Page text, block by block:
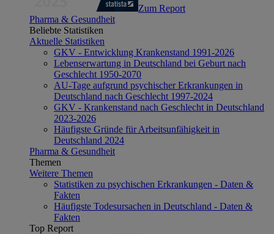
Zum Report
Pharma & Gesundheit
Beliebte Statistiken
Aktuelle Statistiken
GKV - Entwicklung Krankenstand 1991-2026
Lebenserwartung in Deutschland bei Geburt nach
Geschlecht 1950-2070
AU-Tage aufgrund psychischer Erkrankungen in
Deutschland nach Geschlecht 1997-2024
GKV - Krankenstand nach Geschlecht in Deutschland
2023-2026
Häufigste Gründe für Arbeitsunfähigkeit in
Deutschland 2024
Pharma & Gesundheit
Themen
Weitere Themen
Statistiken zu psychischen Erkrankungen - Daten &
Fakten
Häufigste Todesursachen in Deutschland - Daten &
Fakten
Top Report